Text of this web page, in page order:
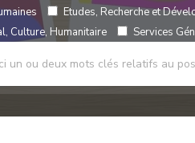
Etudes, Recherche et
Culture, Humanitaire
Services